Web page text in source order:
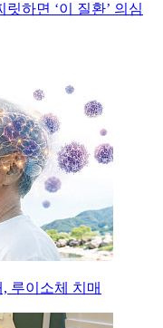
하면 ‘이 질환’ 의심
루이소체 치매